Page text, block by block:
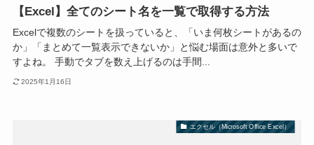
【Excel】全てのシート名を一覧で取得する方法
Excelで複数のシートを扱っていると、「いま何枚シートがあるの
か」「まとめて一覧表示できないか」と悩む場面は意外と多いで
すよね。 手動でタブを数え上げるのは手間...
2025年1月16日
エクセル（Microsoft Office Excel）